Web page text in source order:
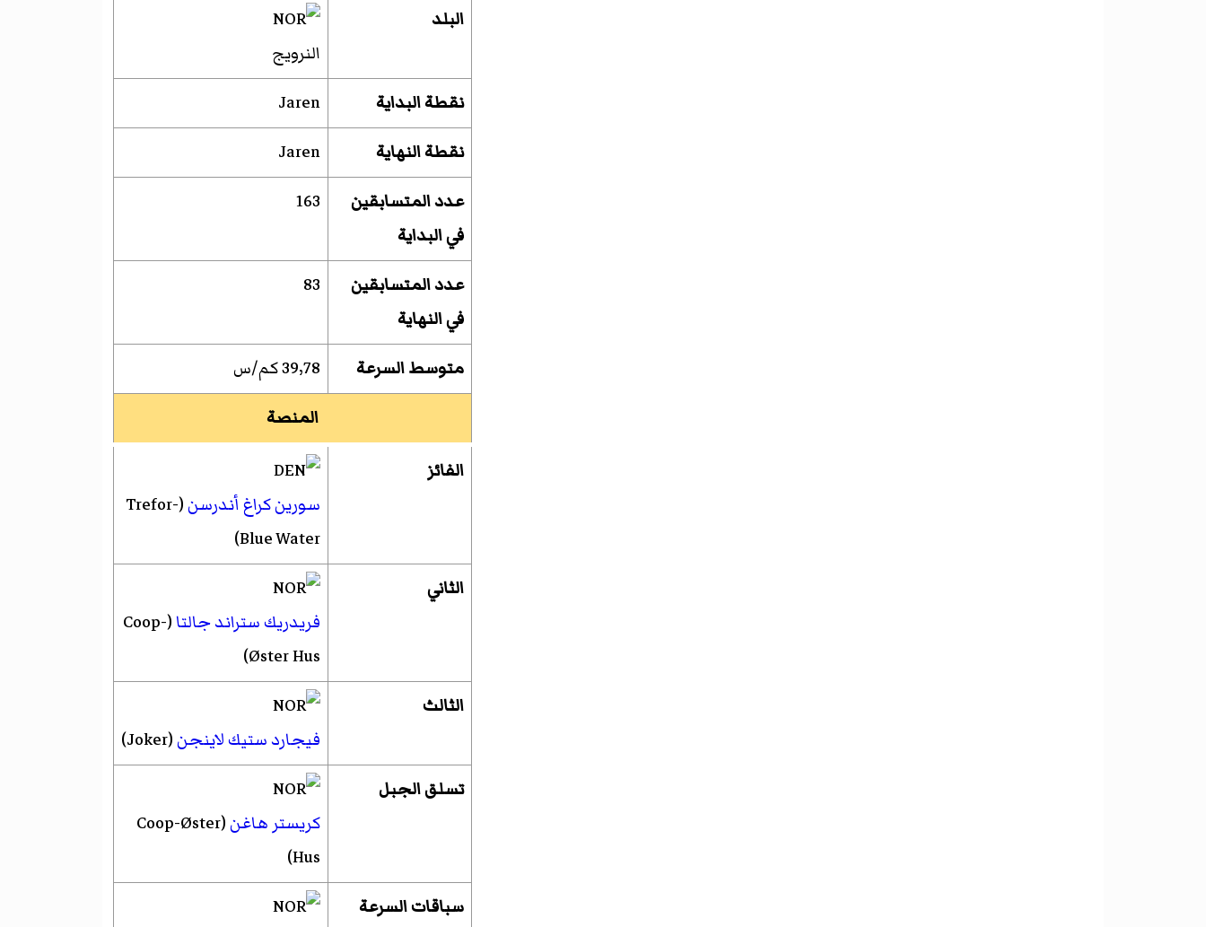
البلد
النرويج
نقطة البداية
Jaren
نقطة النهاية
Jaren
عدد المتسابقين
في البداية
163
عدد المتسابقين
في النهاية
83
متوسط السرعة
39٫78 كم/س
المنصة
الفائز
سورين كراغ أندرسن (Trefor-
Blue Water)
الثاني
فريدريك ستراند جالتا (Coop-
Øster Hus)
الثالث
فيجارد ستيك لاينجن(Joker)
تسلق الجبل
كريستر هاغن (Coop-Øster
Hus)
سباقات السرعة